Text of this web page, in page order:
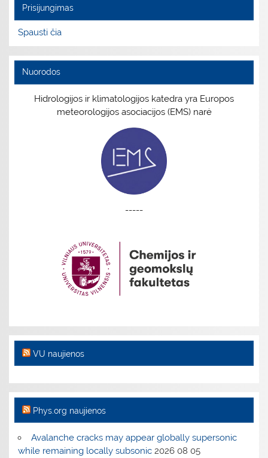
Prisijungimas
Spausti čia
Nuorodos
Hidrologijos ir klimatologijos katedra yra Europos
meteorologijos asociacijos (EMS) narė
-----
VU naujienos
Phys.org naujienos
Avalanche cracks may appear globally supersonic
while remaining locally subsonic 2026 08 05